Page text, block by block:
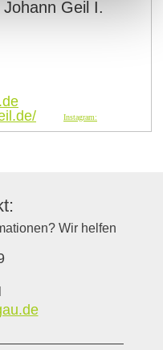
Geil I.
Instagram:
Wir helfen